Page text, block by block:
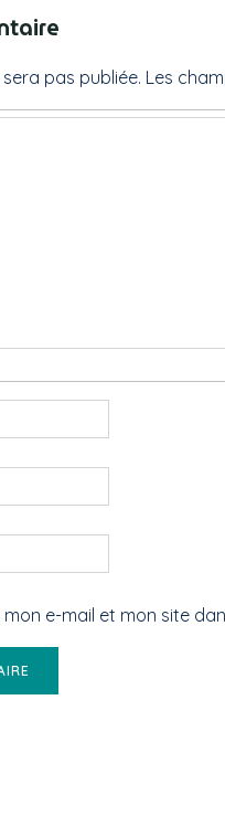
pas publiée. Les
mon e-mail et mon site